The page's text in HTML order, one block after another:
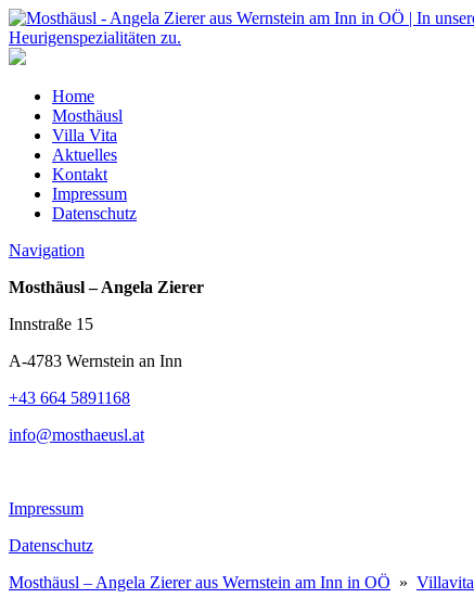
Home
Mosthäusl
Villa Vita
Aktuelles
Kontakt
Impressum
Datenschutz
Navigation
Mosthäusl – Angela Zierer
Innstraße 15
A-4783 Wernstein an Inn
+43 664 5891168
info@mosthaeusl.at
Impressum
Datenschutz
Mosthäusl – Angela Zierer aus Wernstein am Inn in OÖ » Villavita